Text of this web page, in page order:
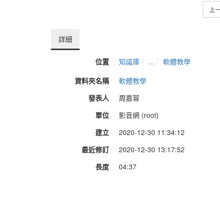
上
詳細
位置 知識庫 ...
軟體教學
資料夾名稱
軟體教學
發表人
周嘉蓉
單位
影音網 (root)
建立
2020-12-30 11:34:12
最近修訂
2020-12-30 13:17:52
長度
04:37